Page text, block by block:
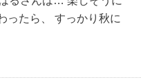
ったら、 すっかり秋に